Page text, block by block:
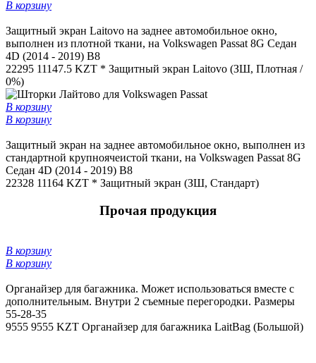
В корзину
Защитный экран Laitovo на заднее автомобильное окно,
выполнен из плотной ткани, на Volkswagen Passat 8G Седан
4D (2014 - 2019) B8
22295 11147.5 KZT * Защитный экран Laitovo (ЗШ, Плотная /
0%)
В корзину
В корзину
Защитный экран на заднее автомобильное окно, выполнен из
стандартной крупноячеистой ткани, на Volkswagen Passat 8G
Седан 4D (2014 - 2019) B8
22328 11164 KZT * Защитный экран (ЗШ, Стандарт)
Прочая продукция
В корзину
В корзину
Органайзер для багажника. Может использоваться вместе с
дополнительным. Внутри 2 съемные перегородки. Размеры
55-28-35
9555 9555 KZT Органайзер для багажника LaitBag (Большой)